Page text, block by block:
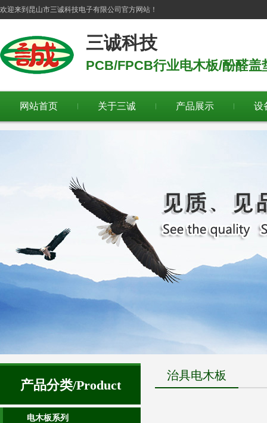
欢迎来到 昆山市三诚科技电子有限公司 官方网站！
三诚科技
PCB/FPCB行业电木板/酚醛盖
网站首页 关于三诚 产品展示 设
产品分类/Product
电木板系列
治具电木板